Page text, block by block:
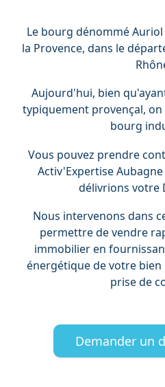
Le bourg dénommé
la Provence, dans le
Aujourd'hui, bien
typiquement provençal,
bourg
Vous pouvez prendre
Activ'Expertise
délivrions votre
Nous intervenons dans
permettre de vendre
immobilier en
énergétique de votre
prise de
Demander un